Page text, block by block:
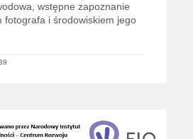
wstępne zapoznanie
fotografa i środowiskiem jego